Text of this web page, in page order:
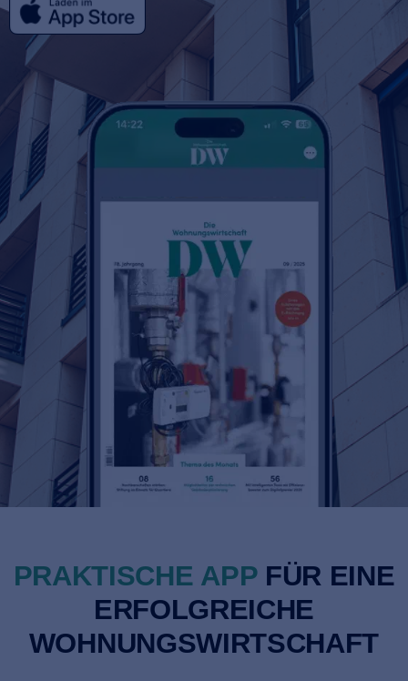
PRAKTISCHE APPFÜR EINE
ERFOLGREICHE
WOHNUNGS­WIRTSCHAFT